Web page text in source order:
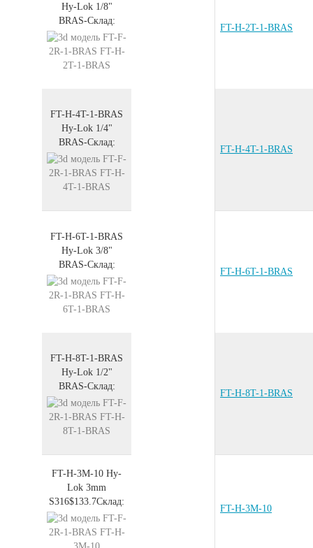
Hy-Lok 1/8"
BRAS-Склад:
FT-H-2T-1-BRAS
FT-H-4T-1-BRAS
Hy-Lok 1/4"
BRAS-Склад:
FT-H-4T-1-BRAS
FT-H-6T-1-BRAS
Hy-Lok 3/8"
BRAS-Склад:
FT-H-6T-1-BRAS
FT-H-8T-1-BRAS
Hy-Lok 1/2"
BRAS-Склад:
FT-H-8T-1-BRAS
FT-H-3M-10 Hy-
Lok 3mm
S316$133.7Склад:
FT-H-3M-10